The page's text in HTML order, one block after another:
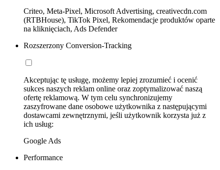
Criteo, Meta-Pixel, Microsoft Advertising, creativecdn.com
(RTBHouse), TikTok Pixel, Rekomendacje produktów oparte
na kliknięciach, Ads Defender
Rozszerzony Conversion-Tracking
Akceptując tę usługę, możemy lepiej zrozumieć i ocenić
sukces naszych reklam online oraz zoptymalizować naszą
ofertę reklamową. W tym celu synchronizujemy
zaszyfrowane dane osobowe użytkownika z następującymi
dostawcami zewnętrznymi, jeśli użytkownik korzysta już z
ich usług:
Google Ads
Performance